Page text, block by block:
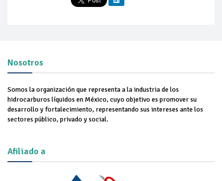
Nosotros
Somos la organización que representa a la industria de los
hidrocarburos líquidos en México, cuyo objetivo es promover su
desarrollo y fortalecimiento, representando sus intereses ante los
sectores público, privado y social.
Afiliado a